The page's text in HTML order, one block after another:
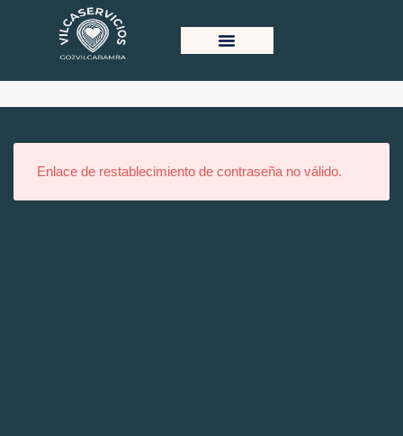
Reset Password
Enlace de restablecimiento de contraseña no válido.